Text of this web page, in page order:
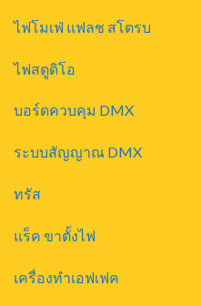
ไฟโมเฟ่ แฟลช สโตรบ
ไฟสตูดิโอ
บอร์ดควบคุม DMX
ระบบสัญญาณ DMX
ทรัส
แร็ค ขาตั้งไฟ
เครื่องทำเอฟเฟค